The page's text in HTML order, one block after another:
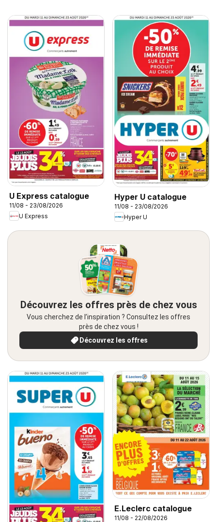
U Express catalogue
11/08 - 23/08/2026
U Express
Hyper U catalogue
11/08 - 23/08/2026
Hyper U
Découvrez les offres près de chez vous
Vous cherchez de l’inspiration ? Consultez les offres
près de chez vous !
Découvrez les offres
E.Leclerc catalogue
11/08 - 22/08/2026